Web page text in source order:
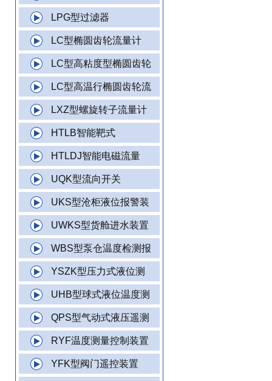
LPG型过滤器
LC型椭圆齿轮流量计
LC型高粘度型椭圆齿轮
LC型高温行椭圆齿轮流
LXZ型螺旋转子流量计
HTLB智能靶式
HTLDJ智能电磁流量
UQK型流向开关
UKS型沧柜液位报警装
UWKS型货舱进水装置
WBS型泵仓温度检测报
YSZK型压力式液位测
UHB型球式液位温度测
QPS型气动式液压遥测
RYF温度测量控制装置
YFK型阀门遥控装置